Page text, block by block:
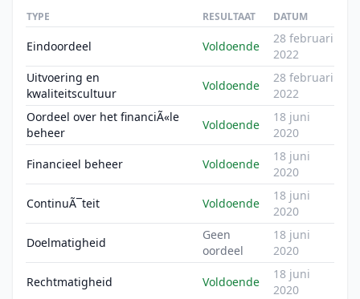
TYPE RESULTAAT DATUM
Eindoordeel Voldoende
28 februari
2022
Uitvoering en
kwaliteitscultuur
Voldoende
28 februari
2022
Oordeel over het financiÃ«le
beheer
Voldoende
18 juni
2020
Financieel beheer Voldoende
18 juni
2020
ContinuÃ¯teit Voldoende
18 juni
2020
Doelmatigheid
Geen
oordeel
18 juni
2020
Rechtmatigheid Voldoende
18 juni
2020